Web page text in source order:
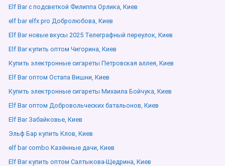
Elf Bar с подсветкой Филиппа Орлика, Киев
elf bar elfx pro Добролюбова, Киев
Elf Bar новые вкусы 2025 Телеграфный переулок, Киев
Elf Bar купить оптом Чигорина, Киев
Купить электронные сигареты Петровская аллея, Киев
Elf Bar оптом Остапа Вишни, Киев
Купить электронные сигареты Михаила Бойчука, Киев
Elf Bar оптом Добровольческих батальонов, Киев
Elf Bar Забайковье, Киев
Эльф Бар купить Клов, Киев
elf bar combo Казённые дачи, Киев
Elf Bar купить оптом Салтыкова-Щедрина, Киев